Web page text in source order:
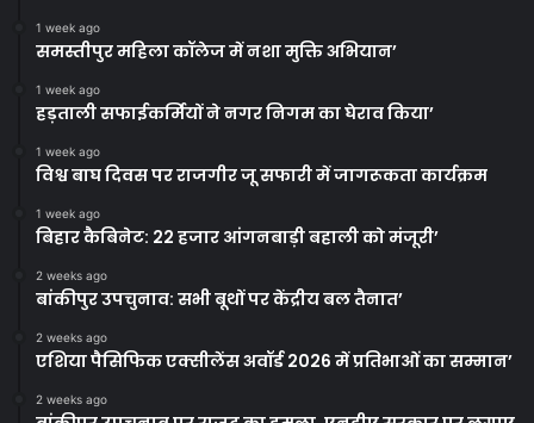
1 week ago
समस्तीपुर महिला कॉलेज में नशा मुक्ति अभियान’
1 week ago
हड़ताली सफाईकर्मियों ने नगर निगम का घेराव किया’
1 week ago
विश्व बाघ दिवस पर राजगीर जू सफारी में जागरूकता कार्यक्रम
1 week ago
बिहार कैबिनेट: 22 हजार आंगनबाड़ी बहाली को मंजूरी’
2 weeks ago
बांकीपुर उपचुनाव: सभी बूथों पर केंद्रीय बल तैनात’
2 weeks ago
एशिया पैसिफिक एक्सीलेंस अवॉर्ड 2026 में प्रतिभाओं का सम्मान’
2 weeks ago